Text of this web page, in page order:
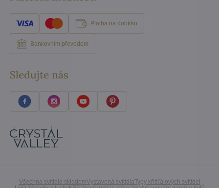
Platba na dobírku
Bankovním převodem
Sledujte nás
Všechna svítidla sklademVystavená svítidlaTypy křišťálových svítidel